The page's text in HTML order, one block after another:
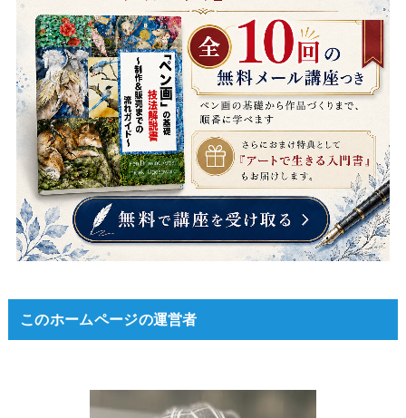
このホームページの運営者